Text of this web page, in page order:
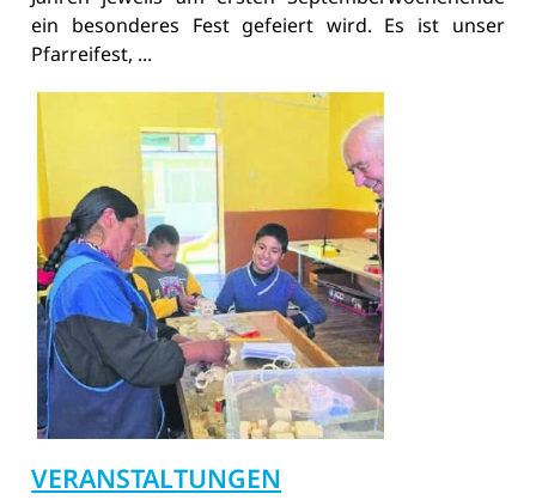
ein besonderes Fest gefeiert wird. Es ist unser
Pfarreifest, ...
VERANSTALTUNGEN